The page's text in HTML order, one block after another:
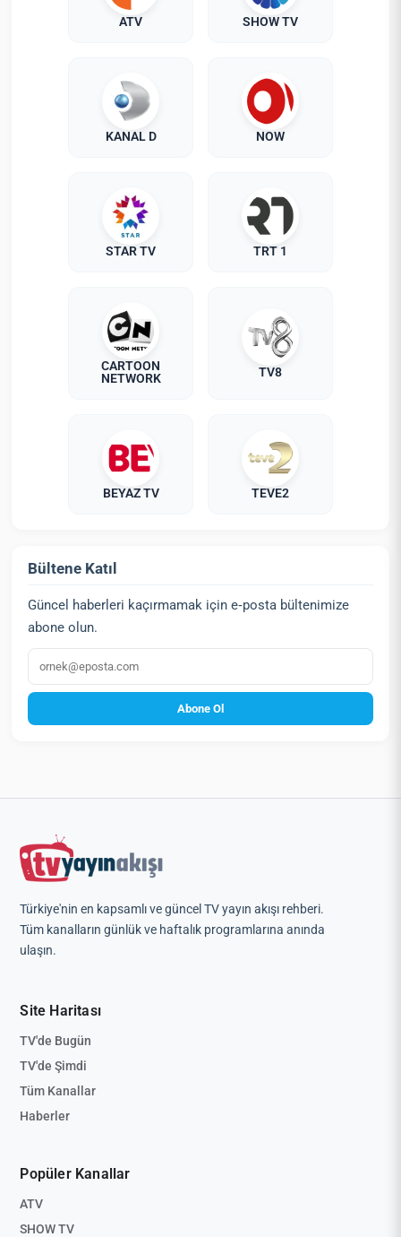
ATV SHOW TV
KANAL D NOW
STAR TV TRT 1
CARTOON
NETWORK
TV8
BEYAZ TV TEVE2
Bültene Katıl
Güncel haberleri kaçırmamak için e‑posta bültenimize
abone olun.
E‑posta
Abone Ol
Türkiye'nin en kapsamlı ve güncel TV yayın akışı rehberi.
Tüm kanalların günlük ve haftalık programlarına anında
ulaşın.
Site Haritası
TV'de Bugün
TV'de Şimdi
Tüm Kanallar
Haberler
Popüler Kanallar
ATV
SHOW TV